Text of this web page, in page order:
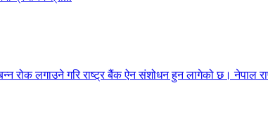
रोक लगाउने गरि राष्ट्र बैंक ऐन संशोधन हुन लागेको छ। नेपाल